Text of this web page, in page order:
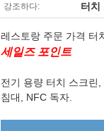
강조하다: 터치
레스토랑 주문 가격 터
세일즈 포인트
전기 용량 터치 스크린
침대, NFC 독자.